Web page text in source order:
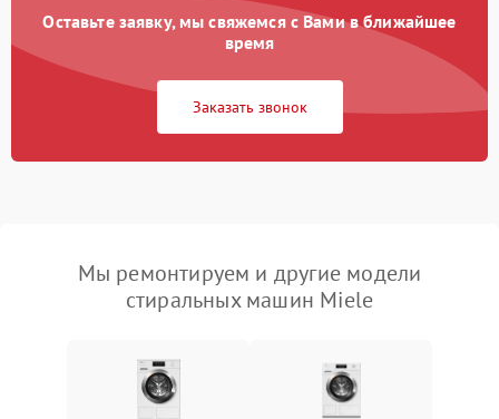
Оставьте заявку, мы свяжемся с Вами в ближайшее
время
Заказать звонок
Мы ремонтируем и другие модели
стиральных машин Miele